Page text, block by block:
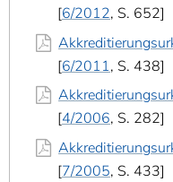
6/2012, S. 652
6/2011, S. 438
4/2006, S. 282
7/2005, S. 433